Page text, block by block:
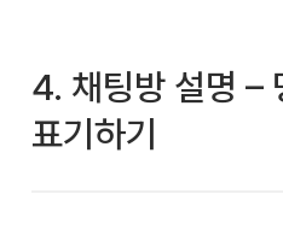
4. 채팅방 설명 –
표기하기